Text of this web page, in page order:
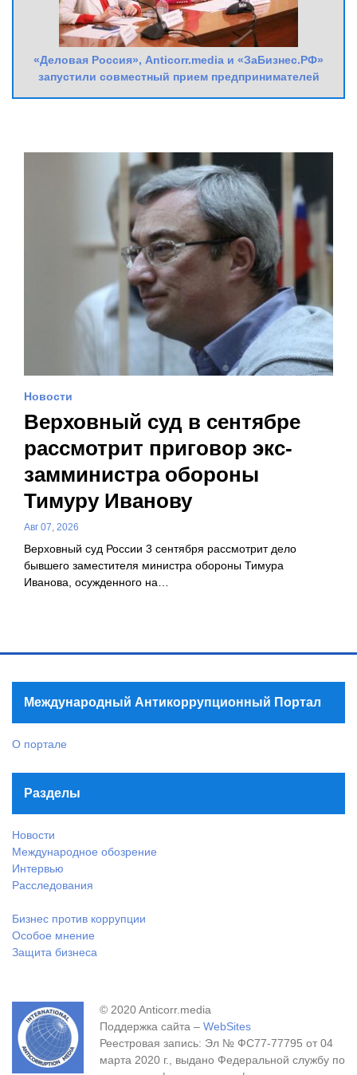
«Деловая Россия», Anticorr.media и «ЗаБизнес.РФ»
запустили совместный прием предпринимателей
Новости
Верховный суд в сентябре
рассмотрит приговор экс-
замминистра обороны
Тимуру Иванову
Авг 07, 2026
Верховный суд России 3 сентября рассмотрит дело
бывшего заместителя министра обороны Тимура
Иванова, осужденного на…
Международный Антикоррупционный Портал
О портале
Разделы
Новости
Международное обозрение
Интервью
Расследования
Бизнес против коррупции
Особое мнение
Защита бизнеса
© 2020 Anticorr.media
Поддержка сайта – WebSites
Реестровая запись: Эл № ФС77-77795 от 04
марта 2020 г., выдано Федеральной службу по